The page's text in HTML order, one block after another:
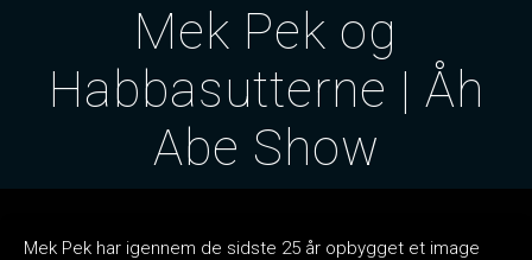
Mek Pek og
Habbasutterne | Åh
Abe Show
Mek Pek har igennem de sidste 25 år opbygget et image